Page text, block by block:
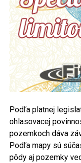
Podľa platnej
ohlasovacej
pozemkoch dáva
Podľa mapy sú
pôdy aj pozemky